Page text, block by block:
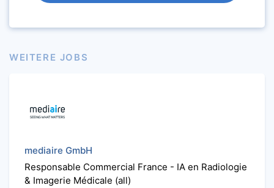
WEITERE JOBS
mediaire GmbH
Responsable Commercial France - IA en Radiologie
& Imagerie Médicale (all)